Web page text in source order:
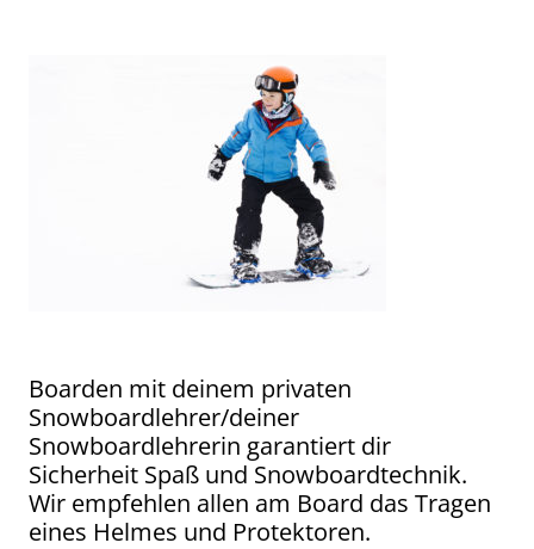
Boarden mit deinem privaten
Snowboardlehrer/deiner
Snowboardlehrerin garantiert dir
Sicherheit Spaß und Snowboardtechnik.
Wir empfehlen allen am Board das Tragen
eines Helmes und Protektoren.